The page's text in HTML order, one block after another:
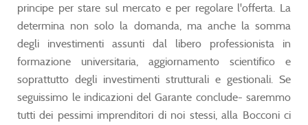
principe per stare sul mercato e per regolare l'offerta. La
determina non solo la domanda, ma anche la somma
degli investimenti assunti dal libero professionista in
formazione universitaria, aggiornamento scientifico e
soprattutto degli investimenti strutturali e gestionali. Se
seguissimo le indicazioni del Garante conclude- saremmo
tutti dei pessimi imprenditori di noi stessi, alla Bocconi ci